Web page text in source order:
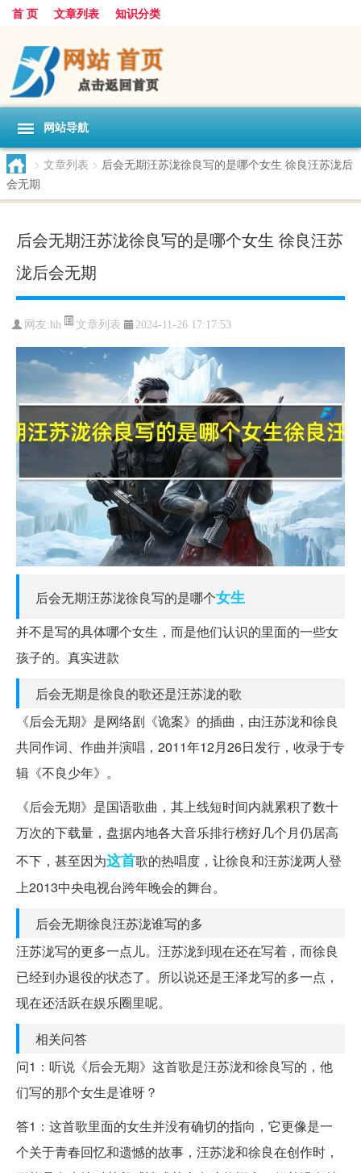
首 页 文章列表 知识分类
网站导航
> 文章列表 > 后会无期汪苏泷徐良写的是哪个女生 徐良汪苏泷后
会无期
后会无期汪苏泷徐良写的是哪个女生 徐良汪苏
泷后会无期
网友:hh 文章列表 2024-11-26 17:17:53
后会无期汪苏泷徐良写的是哪个女生
并不是写的具体哪个女生，而是他们认识的里面的一些女
孩子的。真实进款
后会无期是徐良的歌还是汪苏泷的歌
《后会无期》是网络剧《诡案》的插曲，由汪苏泷和徐良
共同作词、作曲并演唱，2011年12月26日发行，收录于专
辑《不良少年》。
《后会无期》是国语歌曲，其上线短时间内就累积了数十
万次的下载量，盘据内地各大音乐排行榜好几个月仍居高
不下，甚至因为这首歌的热唱度，让徐良和汪苏泷两人登
上2013中央电视台跨年晚会的舞台。
后会无期徐良汪苏泷谁写的多
汪苏泷写的更多一点儿。汪苏泷到现在还在写着，而徐良
已经到办退役的状态了。所以说还是王泽龙写的多一点，
现在还活跃在娱乐圈里呢。
相关问答
问1：听说《后会无期》这首歌是汪苏泷和徐良写的，他
们写的那个女生是谁呀？
答1：这首歌里面的女生并没有确切的指向，它更像是一
个关于青春回忆和遗憾的故事，汪苏泷和徐良在创作时，